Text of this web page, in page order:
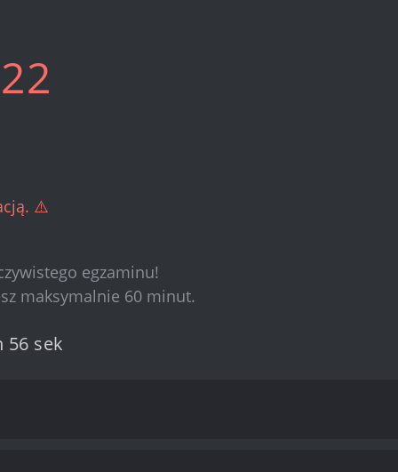
⚠️
egzaminu!
maksymalnie 60 minut.
55 sek